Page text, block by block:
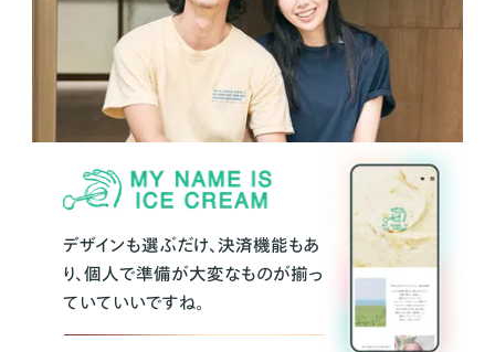
デザインも選ぶだけ、決済機能もあ
り、個人で準備が大変なものが揃っ
ていていいですね。